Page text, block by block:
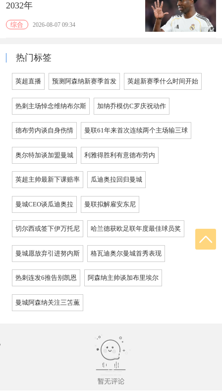
2032年
综合 2026-08-07 09:34
热门标签
英超直播 预测阿森纳新赛季首发 英超新赛季什么时间开始
热刺主场悼念维纳布尔斯 加纳乔模仿C罗庆祝动作
德布劳内谈自身伤情 曼联61年来首次连续两个主场输三球
奥尔特加谈加盟曼城 利雅得胜利有意德布劳内
英超主帅最新下课赔率 瓜迪奥拉回归曼城
曼城CEO谈瓜迪奥拉 曼联拟解雇安东尼
切尔西或签下伊万托尼 哈兰德获欧足联年度最佳球员奖
曼城愿放弃引进努内斯 格瓦迪奥尔曼城首秀表现
热刺连发6推告别凯恩 阿森纳主帅谈加布里埃尔
曼城阿森纳关注三笘薫